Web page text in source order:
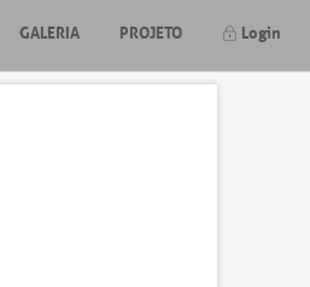
GALERIA PROJETO Login